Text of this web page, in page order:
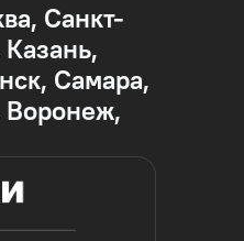
Санкт-
Самара,
Воронеж,